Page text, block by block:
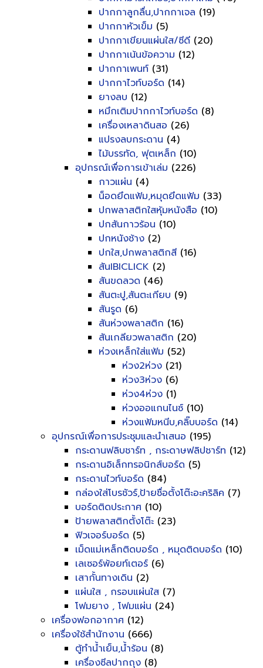
ปากกาลูกลื่น,ปากกาเจล (19)
ปากกาหัวเข็ม (5)
ปากกาเขียนแผ่นใส/ซีดี (20)
ปากกาเน้นข้อความ (12)
ปากกาเพนท์ (31)
ปากกาไวท์บอร์ด (14)
ยางลบ (12)
หมึกเติมปากกาไวท์บอร์ด (8)
เครื่องเหลาดินสอ (26)
แปรงลบกระดาน (4)
ไม้บรรทัด, ฟุตเหล็ก (10)
อุปกรณ์เพื่อการเข้าเล่ม (226)
กาวแผ่น (4)
น็อดยึดแฟ้ม,หมุดยึดแฟ้ม (33)
ปกพลาสติกใสหุ้มหนังสือ (10)
ปกสันกาวร้อน (10)
ปกหนังช้าง (2)
ปกใส,ปกพลาสติกสี (16)
สันIBICLICK (2)
สันขดลวด (46)
สันตะปู,สันตะเกียบ (9)
สันรูด (6)
สันห่วงพลาสติก (16)
สันเกลียวพลาสติก (20)
ห่วงเหล็กใส่แฟ้ม (52)
ห่วง2ห่วง (21)
ห่วง3ห่วง (6)
ห่วง4ห่วง (1)
ห่วงออแกนไนซ์ (10)
ห่วงแฟ้มหนีบ,คลิ๊บบอร์ด (14)
อุปกรณ์เพื่อการประชุมและนำเสนอ (195)
กระดานฟลิบชาร์ท , กระดาษฟลิปชาร์ท (12)
กระดานอิเล็กทรอนิกส์บอร์ด (5)
กระดานไวท์บอร์ด (84)
กล่องใส่โบรชัวร์,ป้ายชื่อตั้งโต๊ะอะคริลิค (7)
บอร์ดติดประกาศ (10)
ป้ายพลาสติกตั้งโต๊ะ (23)
ฟิวเจอร์บอร์ด (5)
เม็ดแม่เหล็กติดบอร์ด , หมุดติดบอร์ด (10)
เลเซอร์พ้อยท์เตอร์ (6)
เสากั้นทางเดิน (2)
แผ่นใส , กรอบแผ่นใส (7)
โฟมยาง , โฟมแผ่น (24)
เครื่องฟอกอากาศ (12)
เครื่องใช้สำนักงาน (666)
ตู้ทำน้ำเย็น,น้ำร้อน (8)
เครื่องซีลปากถุง (8)